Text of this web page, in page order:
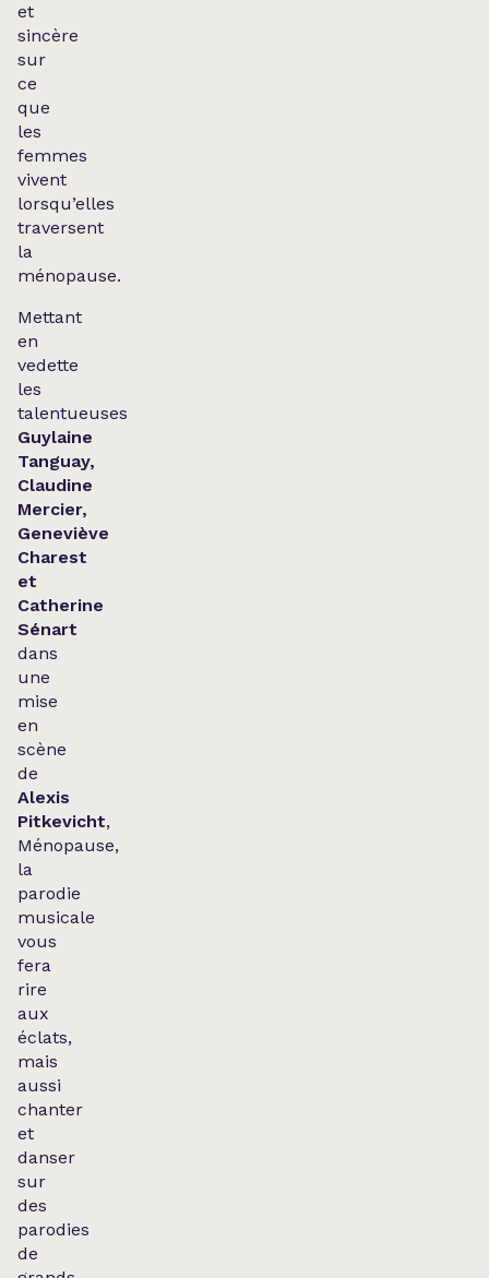
et
sincère
sur
ce
que
les
femmes
vivent
lorsqu’elles
traversent
la
ménopause.
Mettant
en
vedette
les
talentueuses
Guylaine
Tanguay,
Claudine
Mercier,
Geneviève
Charest
et
Catherine
Sénart
dans
une
mise
en
scène
de
Alexis
Pitkevicht,
Ménopause,
la
parodie
musicale
vous
fera
rire
aux
éclats,
mais
aussi
chanter
et
danser
sur
des
parodies
de